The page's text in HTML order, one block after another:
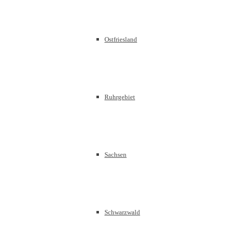
Ostfriesland
Ruhrgebiet
Sachsen
Schwarzwald